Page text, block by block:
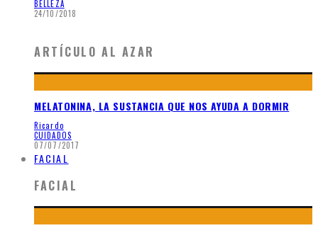
BELLEZA
24/10/2018
ARTÍCULO AL AZAR
MELATONINA, LA SUSTANCIA QUE NOS AYUDA A DORMIR
Ricardo
CUIDADOS
07/07/2017
FACIAL
FACIAL